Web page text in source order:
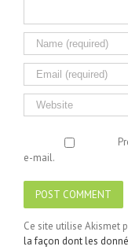
e-mail.
Ce site utilise Akismet
la façon dont les